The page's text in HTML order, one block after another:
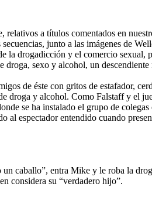
relativos a títulos comentados en
junto a las imágenes de
la drogadicción y el comercio
sexo y alcohol, un
de éste con gritos de estafador,
droga y alcohol. Como Falstaff y el
se ha instalado el grupo de
espectador entendido cuando
caballo”, entra Mike y le roba la
considera su “verdadero hijo”.